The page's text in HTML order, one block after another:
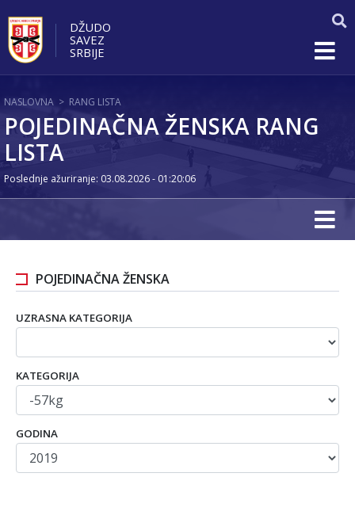
DŽUDO
SAVEZ
SRBIJE
NASLOVNA > RANG LISTA
POJEDINAČNA ŽENSKA RANG
LISTA
Poslednje ažuriranje: 03.08.2026 - 01:20:06
POJEDINAČNA ŽENSKA
UZRASNA KATEGORIJA
KATEGORIJA
GODINA